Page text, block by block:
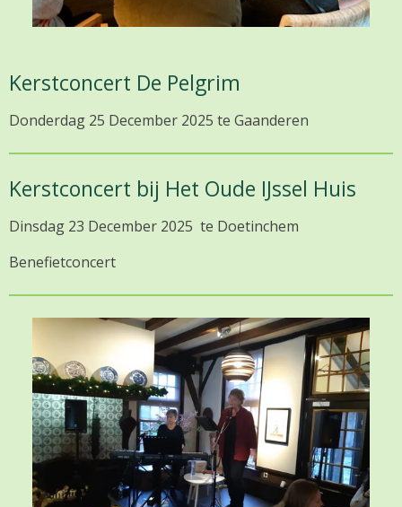
Kerstconcert De Pelgrim
Donderdag 25 December 2025 te Gaanderen
Kerstconcert bij Het Oude IJssel Huis
Dinsdag 23 December 2025 te Doetinchem
Benefietconcert